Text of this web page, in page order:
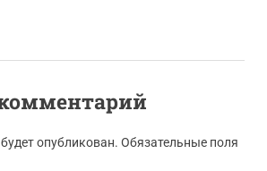
опубликован. Обязательные поля